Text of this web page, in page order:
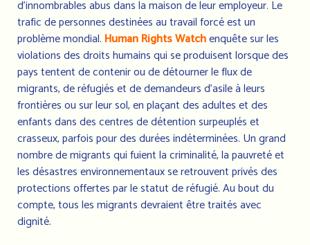
d'innombrables abus dans la maison de leur employeur. Le
trafic de personnes destinées au travail forcé est un
problème mondial. Human Rights Watchenquête sur les
violations des droits humains qui se produisent lorsque des
pays tentent de contenir ou de détourner le flux de
migrants, de réfugiés et de demandeurs d'asile à leurs
frontières ou sur leur sol, en plaçant des adultes et des
enfants dans des centres de détention surpeuplés et
crasseux, parfois pour des durées indéterminées. Un grand
nombre de migrants qui fuient la criminalité, la pauvreté et
les désastres environnementaux se retrouvent privés des
protections offertes par le statut de réfugié. Au bout du
compte, tous les migrants devraient être traités avec
dignité.